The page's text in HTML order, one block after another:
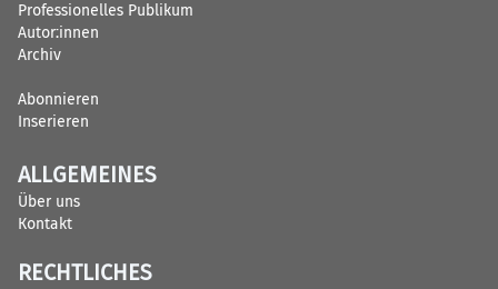
Professionelles Publikum
Autor:innen
Archiv
Abonnieren
Inserieren
ALLGEMEINES
Über uns
Kontakt
RECHTLICHES